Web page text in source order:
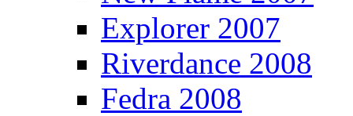
Explorer 2007
Riverdance 2008
Fedra 2008